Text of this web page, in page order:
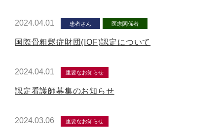
2024.04.01 患者さん 医療関係者
国際骨粗鬆症財団(IOF)認定について
2024.04.01 重要なお知らせ
認定看護師募集のお知らせ
2024.03.06 重要なお知らせ